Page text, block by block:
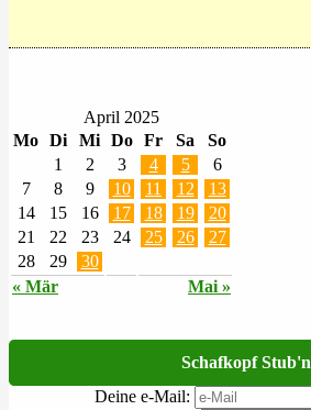
April 2025
Mo Di Mi Do Fr Sa So
« Mär Mai »
1 2 3 4 5
6
7
8 9 10 11 12
13
14
15 16 17 18 19
20
21
22 23 24 25 26
27
28
29 30
Schafkopf Stub'n
Deine e-Mail: